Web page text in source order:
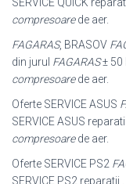
SERVICE QUICK
compresoarede aer.
FAGARAS, BRASOV
din jurul FAGARAS± 50
compresoarede aer.
Oferte SERVICE ASUS
SERVICE ASUS
compresoarede aer.
Oferte SERVICE PS2
SERVICE PS2